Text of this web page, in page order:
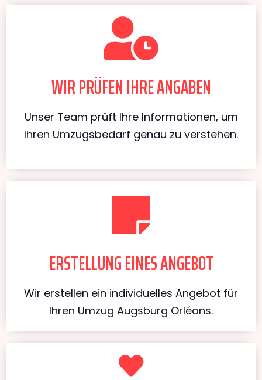
WIR PRÜFEN IHRE ANGABEN
Unser Team prüft Ihre Informationen, um
Ihren Umzugsbedarf genau zu verstehen.
ERSTELLUNG EINES ANGEBOT
Wir erstellen ein individuelles Angebot für
Ihren Umzug Augsburg Orléans.